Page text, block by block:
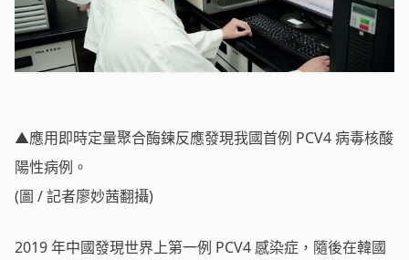
▲應用即時定量聚合酶鍊反應發現我國首例 PCV4 病毒核酸
陽性病例。
(圖 / 記者廖妙茜翻攝)
2019 年中國發現世界上第一例 PCV4 感染症，隨後在韓國